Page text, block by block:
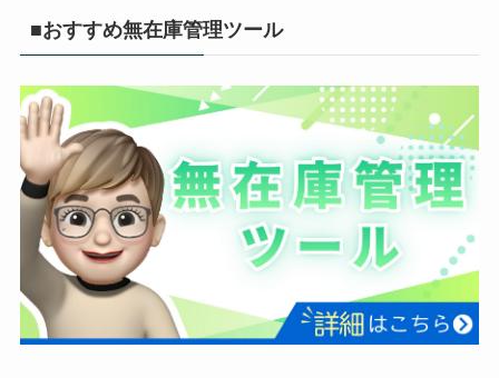
■おすすめ無在庫管理ツール